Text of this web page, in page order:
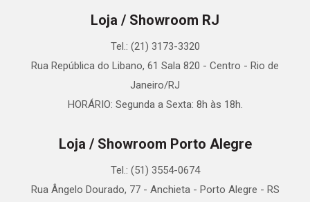
Loja / Showroom RJ
Tel.: (21) 3173-3320
Rua República do Libano, 61 Sala 820 - Centro - Rio de
Janeiro/RJ
HORÁRIO: Segunda a Sexta: 8h às 18h.
Loja / Showroom Porto Alegre
Tel.: (51) 3554-0674
Rua Ângelo Dourado, 77 - Anchieta - Porto Alegre - RS